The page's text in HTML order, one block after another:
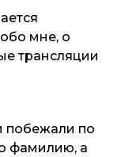
мне, о
трансляции
побежали по
фамилию, а